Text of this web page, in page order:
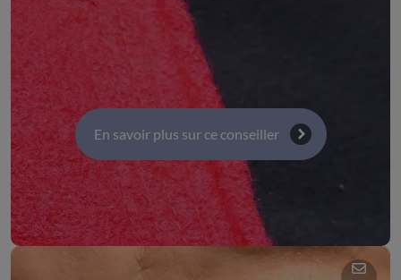
COMMISSIONS :
Commission 5 : Solidarités, inclusion sociale et santé
Commission 4 : Territoires, transport, infrastructure
et numérique
En savoir plus sur ce conseiller